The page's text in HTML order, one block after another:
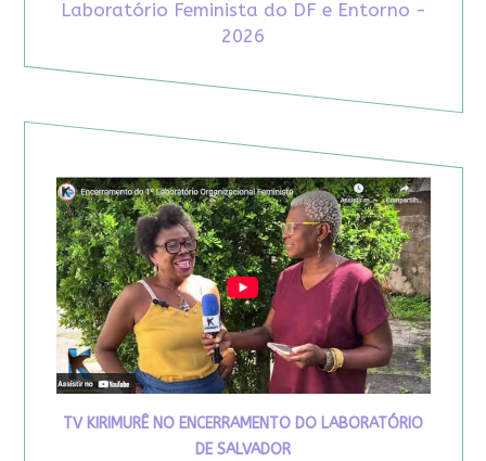
Laboratório Feminista do DF e Entorno -
2026
TV KIRIMURÊ NO ENCERRAMENTO DO LABORATÓRIO
DE SALVADOR